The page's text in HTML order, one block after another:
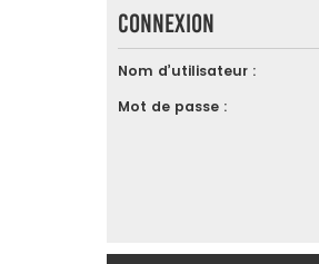
Connexion
Nom d’utilisateur :
Mot de passe :